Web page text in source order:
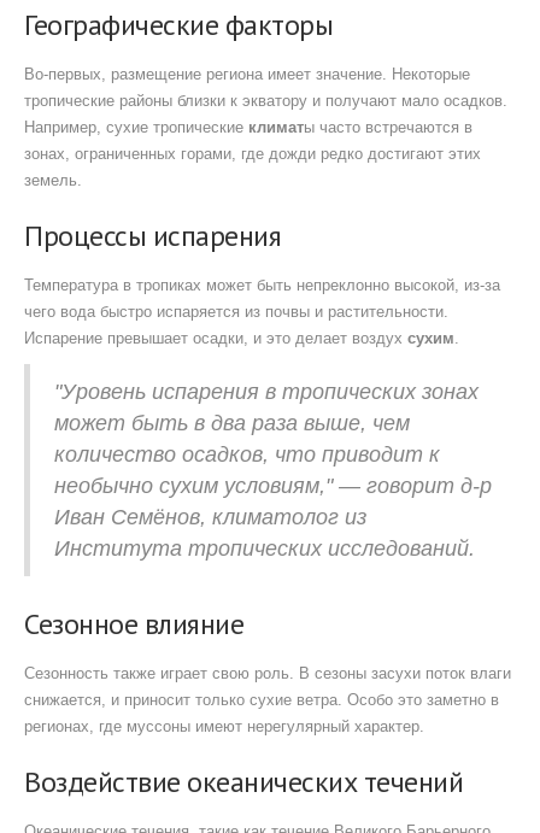
Географические факторы
Во-первых, размещение региона имеет значение. Некоторые
тропические районы близки к экватору и получают мало осадков.
Например, сухие тропические климаты часто встречаются в
зонах, ограниченных горами, где дожди редко достигают этих
земель.
Процессы испарения
Температура в тропиках может быть непреклонно высокой, из-за
чего вода быстро испаряется из почвы и растительности.
Испарение превышает осадки, и это делает воздух сухим
"Уровень испарения в тропических зонах
может быть в два раза выше, чем
количество осадков, что приводит к
необычно сухим условиям," — говорит д-р
Иван Семёнов, климатолог из
Института тропических исследований.
Сезонное влияние
Сезонность также играет свою роль. В сезоны засухи поток влаги
снижается, и приносит только сухие ветра. Особо это заметно в
регионах, где муссоны имеют нерегулярный характер.
Воздействие океанических течений